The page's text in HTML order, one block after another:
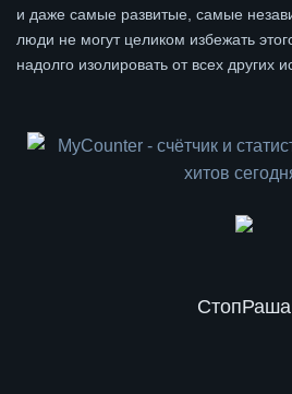
и даже самые развитые, самые
люди не могут целиком избежать
надолго изолировать от всех других
СтопРаша